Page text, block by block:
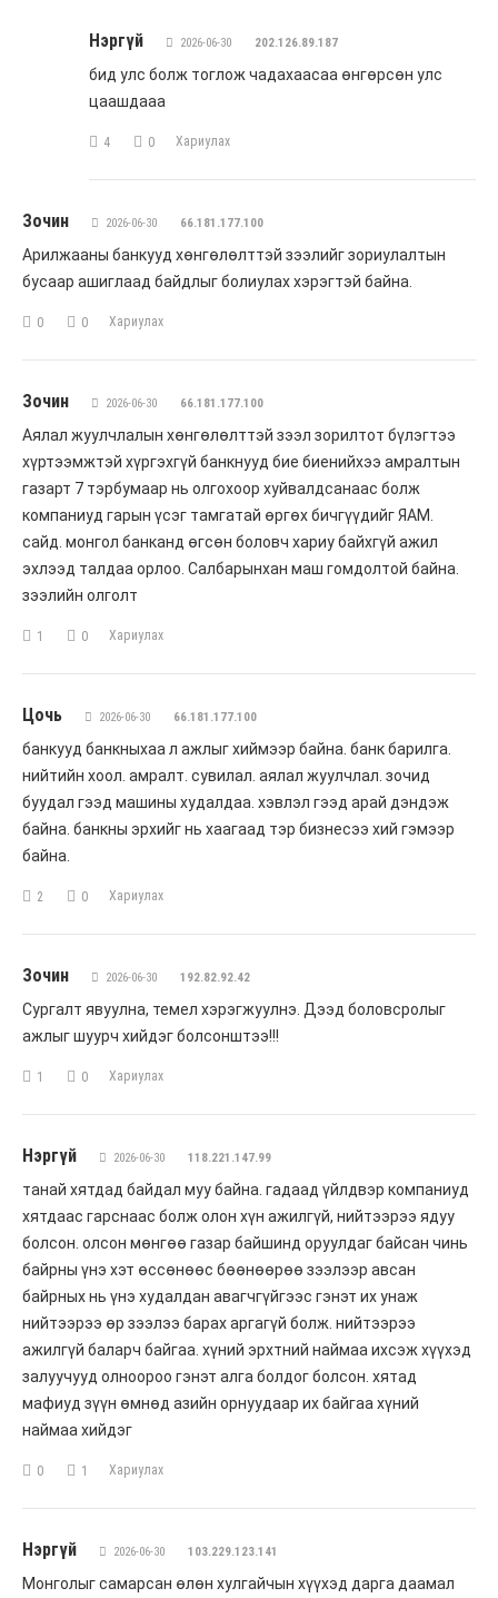
Нэргүй 2026-06-30 202.126.89.187
бид улс болж тоглож чадахаасаа өнгөрсөн улс
цаашдааа
4 0 Хариулах
Зочин 2026-06-30 66.181.177.100
Арилжааны банкууд хөнгөлөлттэй зээлийг зориулалтын
бусаар ашиглаад байдлыг болиулах хэрэгтэй байна.
0 0 Хариулах
Зочин 2026-06-30 66.181.177.100
Аялал жуулчлалын хөнгөлөлттэй зээл зорилтот бүлэгтээ
хүртээмжтэй хүргэхгүй банкнууд бие биенийхээ амралтын
газарт 7 тэрбумаар нь олгохоор хуйвалдсанаас болж
компаниуд гарын үсэг тамгатай өргөх бичгүүдийг ЯАМ.
сайд. монгол банканд өгсөн боловч хариу байхгүй ажил
эхлээд талдаа орлоо. Салбарынхан маш гомдолтой байна.
зээлийн олголт
1 0 Хариулах
Цочь 2026-06-30 66.181.177.100
банкууд банкныхаа л ажлыг хиймээр байна. банк барилга.
нийтийн хоол. амралт. сувилал. аялал жуулчлал. зочид
буудал гээд машины худалдаа. хэвлэл гээд арай дэндэж
байна. банкны эрхийг нь хаагаад тэр бизнесээ хий гэмээр
байна.
2 0 Хариулах
Зочин 2026-06-30 192.82.92.42
Сургалт явуулна, темел хэрэгжуулнэ. Дээд боловсролыг
ажлыг шуурч хийдэг болсонштээ!!!
1 0 Хариулах
Нэргүй 2026-06-30 118.221.147.99
танай хятдад байдал муу байна. гадаад үйлдвэр компаниуд
хятдаас гарснаас болж олон хүн ажилгүй, нийтээрээ ядуу
болсон. олсон мөнгөө газар байшинд оруулдаг байсан чинь
байрны үнэ хэт өссөнөөс бөөнөөрөө зээлээр авсан
байрных нь үнэ худалдан авагчгүйгээс гэнэт их унаж
нийтээрээ өр зээлээ барах аргагүй болж. нийтээрээ
ажилгүй баларч байгаа. хүний эрхтний наймаа ихсэж хүүхэд
залуучууд олноороо гэнэт алга болдог болсон. хятад
мафиуд зүүн өмнөд азийн орнуудаар их байгаа хүний
наймаа хийдэг
0 1 Хариулах
Нэргүй 2026-06-30 103.229.123.141
Монголыг самарсан өлөн хулгайчын хүүхэд дарга даамал